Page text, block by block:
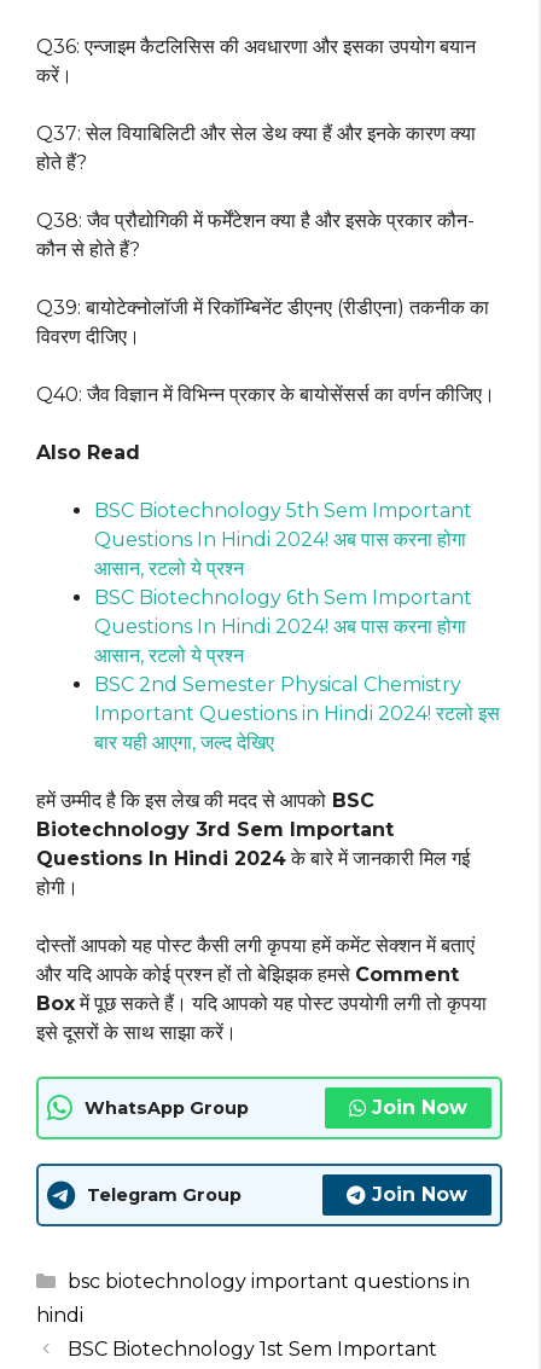
Q36: एन्जाइम कैटलिसिस की अवधारणा और इसका उपयोग बयान
करें।
Q37: सेल वियाबिलिटी और सेल डेथ क्या हैं और इनके कारण क्या
होते हैं?
Q38: जैव प्रौद्योगिकी में फर्मेंटेशन क्या है और इसके प्रकार कौन-
कौन से होते हैं?
Q39: बायोटेक्नोलॉजी में रिकॉम्बिनेंट डीएनए (रीडीएना) तकनीक का
विवरण दीजिए।
Q40: जैव विज्ञान में विभिन्न प्रकार के बायोसेंसर्स का वर्णन कीजिए।
Also Read
BSC Biotechnology 5th Sem Important
Questions In Hindi 2024! अब पास करना होगा
आसान, रटलो ये प्रश्न
BSC Biotechnology 6th Sem Important
Questions In Hindi 2024! अब पास करना होगा
आसान, रटलो ये प्रश्न
BSC 2nd Semester Physical Chemistry
Important Questions in Hindi 2024! रटलो इस
बार यही आएगा, जल्द देखिए
हमें उम्मीद है कि इस लेख की मदद से आपको BSC
Biotechnology 3rd Sem Important
Questions In Hindi 2024के बारे में जानकारी मिल गई
होगी।
दोस्तों आपको यह पोस्ट कैसी लगी कृपया हमें कमेंट सेक्शन में बताएं
और यदि आपके कोई प्रश्न हों तो बेझिझक हमसे Comment
Boxमें पूछ सकते हैं। यदि आपको यह पोस्ट उपयोगी लगी तो कृपया
इसे दूसरों के साथ साझा करें।
WhatsApp Group Join Now
Telegram Group Join Now
Categories
bsc biotechnology important questions in
hindi
BSC Biotechnology 1st Sem Important